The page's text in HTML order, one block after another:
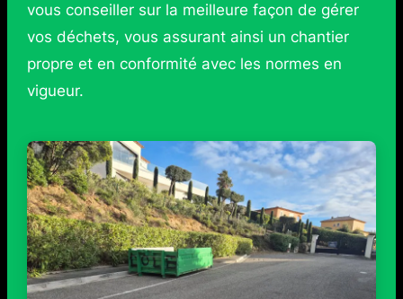
vous conseiller sur la meilleure façon de gérer
vos déchets, vous assurant ainsi un chantier
propre et en conformité avec les normes en
vigueur.